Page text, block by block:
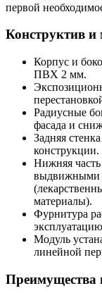
первой
Конструктив
Корпус и
ПВХ 2 мм.
Радиусные
фасада и
Задняя
конструкции.
Нижняя
выдвижными
материалы).
Фурнитура
Модуль
линейной
Преимущества